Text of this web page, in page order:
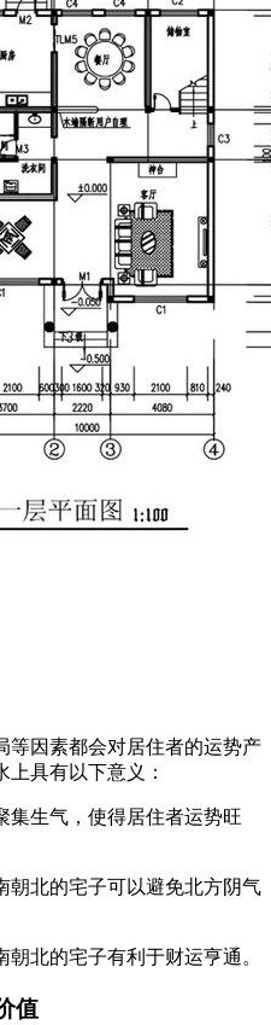
等因素都会对居住者的运势产
具有以下意义：
集生气，使得居住者运势旺
朝北的宅子可以避免北方阴气
北的宅子有利于财运亨通。
值